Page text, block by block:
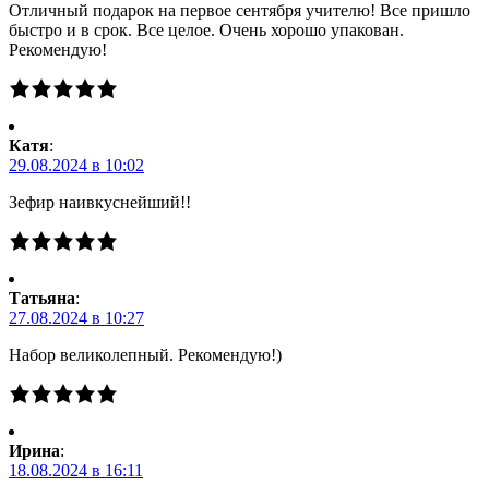
Отличный подарок на первое сентября учителю! Все пришло
быстро и в срок. Все целое. Очень хорошо упакован.
Рекомендую!
Катя:
29.08.2024 в 10:02
Зефир наивкуснейший!!
Татьяна:
27.08.2024 в 10:27
Набор великолепный. Рекомендую!)
Ирина:
18.08.2024 в 16:11